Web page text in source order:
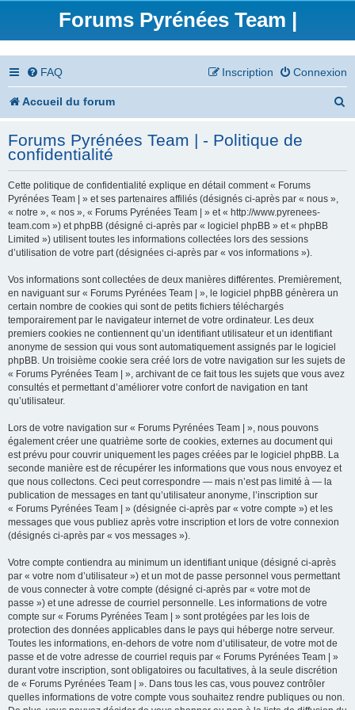
Forums Pyrénées Team |
FAQ Connexion
Inscription
Accueil du forum
h
Forums Pyrénées Team | - Politique de
confidentialité
Cette politique de confidentialité explique en détail comment « Forums
Pyrénées Team | » et ses partenaires affiliés (désignés ci-après par « nous »,
« notre », « nos », « Forums Pyrénées Team | » et « http://www.pyrenees-
team.com ») et phpBB (désigné ci-après par « logiciel phpBB » et « phpBB
Limited ») utilisent toutes les informations collectées lors des sessions
d’utilisation de votre part (désignées ci-après par « vos informations »).
Vos informations sont collectées de deux manières différentes. Premièrement,
en naviguant sur « Forums Pyrénées Team | », le logiciel phpBB génèrera un
certain nombre de cookies qui sont de petits fichiers téléchargés
temporairement par le navigateur internet de votre ordinateur. Les deux
premiers cookies ne contiennent qu’un identifiant utilisateur et un identifiant
anonyme de session qui vous sont automatiquement assignés par le logiciel
phpBB. Un troisième cookie sera créé lors de votre navigation sur les sujets de
« Forums Pyrénées Team | », archivant de ce fait tous les sujets que vous avez
consultés et permettant d’améliorer votre confort de navigation en tant
qu’utilisateur.
Lors de votre navigation sur « Forums Pyrénées Team | », nous pouvons
également créer une quatrième sorte de cookies, externes au document qui
est prévu pour couvrir uniquement les pages créées par le logiciel phpBB. La
seconde manière est de récupérer les informations que vous nous envoyez et
que nous collectons. Ceci peut correspondre — mais n’est pas limité à — la
publication de messages en tant qu’utilisateur anonyme, l’inscription sur
« Forums Pyrénées Team | » (désignée ci-après par « votre compte ») et les
messages que vous publiez après votre inscription et lors de votre connexion
(désignés ci-après par « vos messages »).
Votre compte contiendra au minimum un identifiant unique (désigné ci-après
par « votre nom d’utilisateur ») et un mot de passe personnel vous permettant
de vous connecter à votre compte (désigné ci-après par « votre mot de
passe ») et une adresse de courriel personnelle. Les informations de votre
compte sur « Forums Pyrénées Team | » sont protégées par les lois de
protection des données applicables dans le pays qui héberge notre serveur.
Toutes les informations, en-dehors de votre nom d’utilisateur, de votre mot de
passe et de votre adresse de courriel requis par « Forums Pyrénées Team | »
durant votre inscription, sont obligatoires ou facultatives, à la seule discrétion
de « Forums Pyrénées Team | ». Dans tous les cas, vous pouvez contrôler
quelles informations de votre compte vous souhaitez rendre publiques ou non.